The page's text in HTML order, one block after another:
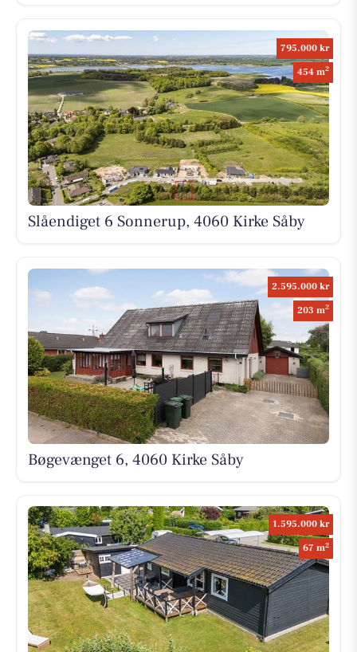
795.000 kr
454 m2
Slåendiget 6 Sonnerup, 4060 Kirke Såby
2.595.000 kr
203 m2
Bøgevænget 6, 4060 Kirke Såby
1.595.000 kr
67 m2